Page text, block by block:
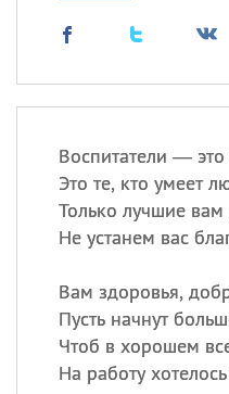
Воспитатели —
Это те, кто умеет
Только лучшие
Не устанем вас
Вам здоровья,
Пусть начнут
Чтоб в хорошем
На работу